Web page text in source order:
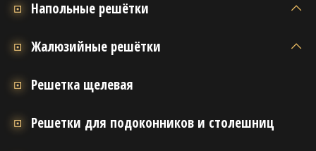
Напольные решётки
Жалюзийные решётки
Решетка щелевая
Решетки для подоконников и столешниц